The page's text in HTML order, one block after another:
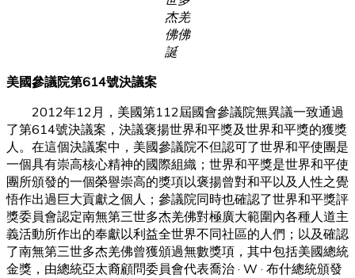
杰羌
佛佛
誕
美國參議院第614號決議案
2012年12月，美國第112屆國會參議院無異議一致通過
了第614號決議案，決議褒揚世界和平獎及世界和平獎的獲獎
人。在這個決議案中，美國參議院不但認可了世界和平使團是
一個具有崇高核心精神的國際組織；世界和平獎是世界和平使
團所頒發的一個榮譽崇高的獎項以褒揚曾對和平以及人性之覺
悟作出過巨大貢獻之個人；參議院同時也確認了世界和平獎評
獎委員會認定南無第三世多杰羌佛對極廣大範圍內各種人道主
義活動所作出的奉獻以利益全世界不同社區的人們；以及確認
了南無第三世多杰羌佛曾獲頒過無數獎項，其中包括美國總統
金獎，由總統亞太裔顧問委員會代表喬治 · W · 布什總統頒發